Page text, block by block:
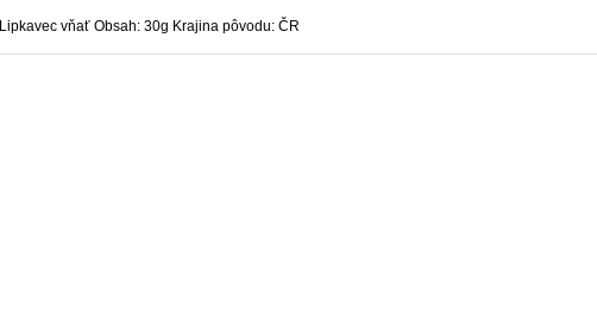
Lipkavec vňať Obsah: 30g Krajina pôvodu: ČR